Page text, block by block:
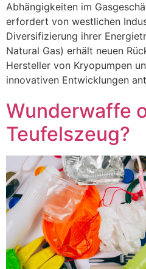
Abhängigkeiten im
erfordert von westlichen
Diversifizierung ihrer
Natural Gas) erhält neuen
Hersteller von Kryopumpen
innovativen Entwicklungen
Wunderwaffe
Teufelszeug?